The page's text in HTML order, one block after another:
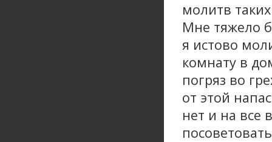
молитв
Мне тяжело
я истово
комнату в
погряз во
от этой
нет и на все